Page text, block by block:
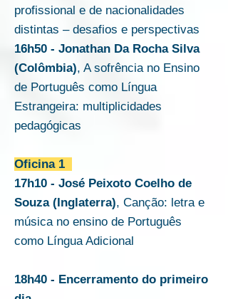
profissional e de nacionalidades
distintas – desafios e perspectivas
16h50 - Jonathan Da Rocha Silva
(Colômbia), A sofrência no Ensino
de Português como Língua
Estrangeira: multiplicidades
pedagógicas
Oficina 1
17h10 - José Peixoto Coelho de
Souza (Inglaterra), Canção: letra e
música no ensino de Português
como Língua Adicional
18h40 - Encerramento do primeiro